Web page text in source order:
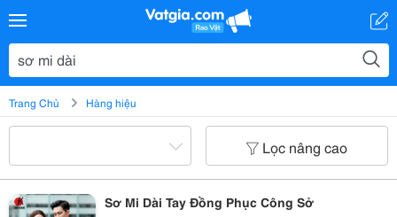
Trang Chủ Hàng hiệu
Lọc nâng cao
Sơ Mi Dài Tay Đồng Phục Công Sở